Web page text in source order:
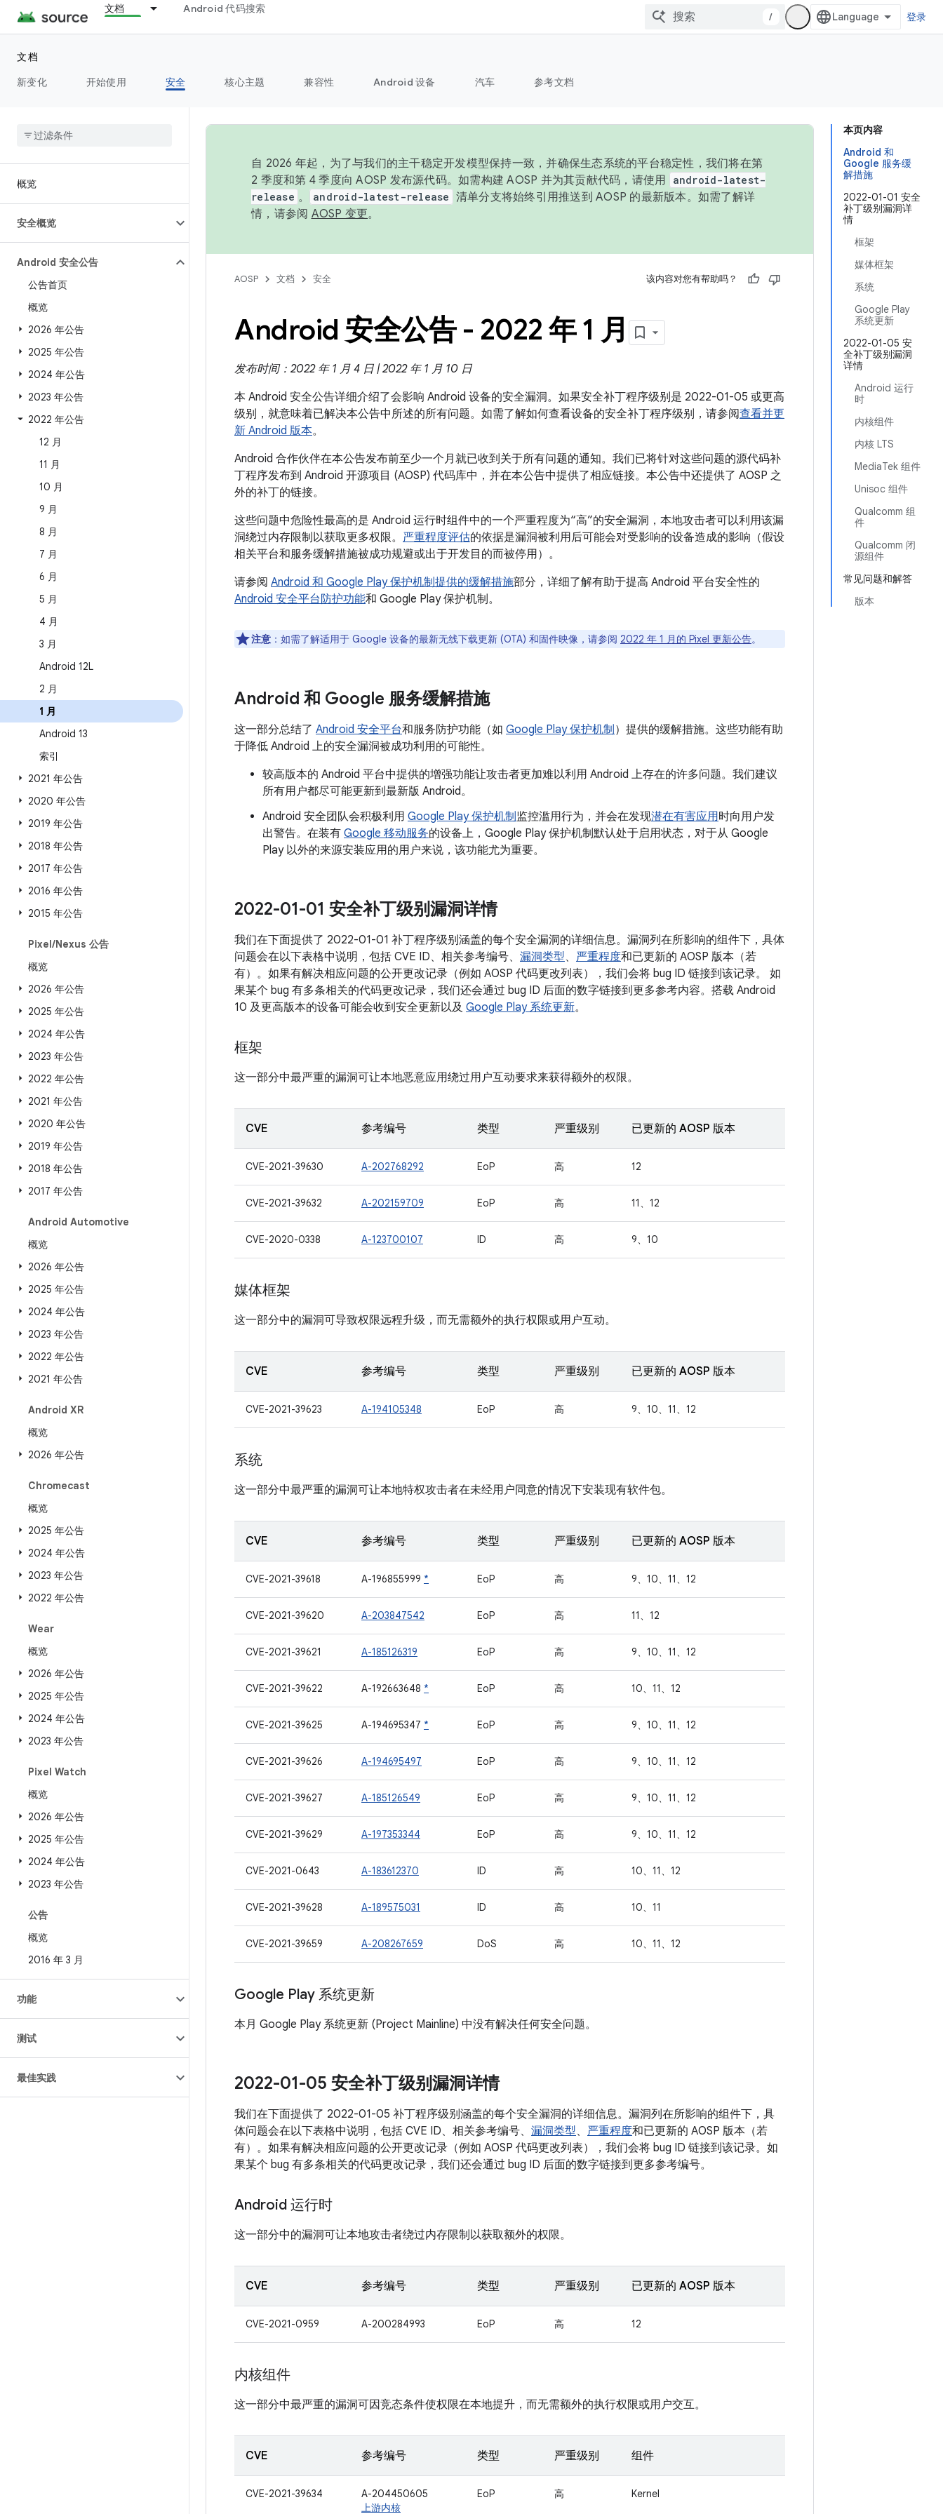
文档 Android 代码搜索
/ 登录
文档
新变化
开始使用 安全 核心主题 兼容性 Android 设备 汽车 参考文档
概览
安全概览
Android 安全公告
公告首页
概览
2026 年公告
2025 年公告
2024 年公告
2023 年公告
2022 年公告
12 月
11 月
10 月
9 月
8 月
7 月
6 月
5 月
4 月
3 月
Android 12L
2 月
1 月
Android 13
索引
2021 年公告
2020 年公告
2019 年公告
2018 年公告
2017 年公告
2016 年公告
2015 年公告
Pixel/Nexus 公告
概览
2026 年公告
2025 年公告
2024 年公告
2023 年公告
2022 年公告
2021 年公告
2020 年公告
2019 年公告
2018 年公告
2017 年公告
Android Automotive
概览
2026 年公告
2025 年公告
2024 年公告
2023 年公告
2022 年公告
2021 年公告
Android XR
概览
2026 年公告
Chromecast
概览
2025 年公告
2024 年公告
2023 年公告
2022 年公告
Wear
概览
2026 年公告
2025 年公告
2024 年公告
2023 年公告
Pixel Watch
概览
2026 年公告
2025 年公告
2024 年公告
2023 年公告
公告
概览
2016 年 3 月
功能
测试
最佳实践
本页内容
Android 和
Google 服务缓
解措施
2022-01-01 安全
补丁级别漏洞详
情
框架
媒体框架
系统
Google Play
系统更新
2022-01-05 安
全补丁级别漏洞
详情
Android 运行
时
内核组件
内核 LTS
MediaTek 组件
Unisoc 组件
Qualcomm 组
件
Qualcomm 闭
源组件
常见问题和解答
版本
自 2026 年起，为了与我们的主干稳定开发模型保持一致，并确保生态系统的平台稳定性，我们将在第
2 季度和第 4 季度向 AOSP 发布源代码。如需构建 AOSP 并为其贡献代码，请使用
android-latest-
release 。 android-latest-release 清单分支将始终引用推送到 AOSP 的最新版本。如需了解详
情，请参阅 AOSP 变更。
AOSP 文档 安全 该内容对您有帮助吗？
Android 安全公告 - 2022 年 1 月
发布时间：2022 年 1 月 4 日 | 2022 年 1 月 10 日
本 Android 安全公告详细介绍了会影响 Android 设备的安全漏洞。如果安全补丁程序级别是 2022-01-05 或更高
级别，就意味着已解决本公告中所述的所有问题。如需了解如何查看设备的安全补丁程序级别，请参阅查看并更
新 Android 版本。
Android 合作伙伴在本公告发布前至少一个月就已收到关于所有问题的通知。我们已将针对这些问题的源代码补
丁程序发布到 Android 开源项目 (AOSP) 代码库中，并在本公告中提供了相应链接。本公告中还提供了 AOSP 之
外的补丁的链接。
这些问题中危险性最高的是 Android 运行时组件中的一个严重程度为“高”的安全漏洞，本地攻击者可以利用该漏
洞绕过内存限制以获取更多权限。 严重程度评估的依据是漏洞被利用后可能会对受影响的设备造成的影响（假设
相关平台和服务缓解措施被成功规避或出于开发目的而被停用）。
请参阅 Android 和 Google Play 保护机制提供的缓解措施部分，详细了解有助于提高 Android 平台安全性的
Android 安全平台防护功能和 Google Play 保护机制。
注意 ：如需了解适用于 Google 设备的最新无线下载更新 (OTA) 和固件映像，请参阅 2022 年 1 月的 Pixel 更新公告。
Android 和 Google 服务缓解措施
这一部分总结了 Android 安全平台和服务防护功能（如 Google Play 保护机制 ）提供的缓解措施。这些功能有助
于降低 Android 上的安全漏洞被成功利用的可能性。
较高版本的 Android 平台中提供的增强功能让攻击者更加难以利用 Android 上存在的许多问题。我们建议
所有用户都尽可能更新到最新版 Android。
Android 安全团队会积极利用 Google Play 保护机制监控滥用行为，并会在发现潜在有害应用时向用户发
出警告。在装有 Google 移动服务的设备上，Google Play 保护机制默认处于启用状态，对于从 Google
Play 以外的来源安装应用的用户来说，该功能尤为重要。
2022-01-01 安全补丁级别漏洞详情
我们在下面提供了 2022-01-01 补丁程序级别涵盖的每个安全漏洞的详细信息。漏洞列在所影响的组件下，具体
问题会在以下表格中说明，包括 CVE ID、相关参考编号、 漏洞类型、 严重程度和已更新的 AOSP 版本（若
有）。如果有解决相应问题的公开更改记录（例如 AOSP 代码更改列表），我们会将 bug ID 链接到该记录。 如
果某个 bug 有多条相关的代码更改记录，我们还会通过 bug ID 后面的数字链接到更多参考内容。搭载 Android
10 及更高版本的设备可能会收到安全更新以及 Google Play 系统更新。
框架
这一部分中最严重的漏洞可让本地恶意应用绕过用户互动要求来获得额外的权限。
CVE 参考编号 类型 严重级别 已更新的 AOSP 版本
CVE-2021-39630 A-202768292 EoP 高 12
CVE-2021-39632 A-202159709 EoP 高 11、12
CVE-2020-0338 A-123700107 ID 高 9、10
媒体框架
这一部分中的漏洞可导致权限远程升级，而无需额外的执行权限或用户互动。
CVE 参考编号 类型 严重级别 已更新的 AOSP 版本
CVE-2021-39623 A-194105348 EoP 高 9、10、11、12
系统
这一部分中最严重的漏洞可让本地特权攻击者在未经用户同意的情况下安装现有软件包。
CVE 参考编号 类型 严重级别 已更新的 AOSP 版本
CVE-2021-39618 A-196855999 * EoP 高 9、10、11、12
CVE-2021-39620 A-203847542 EoP 高 11、12
CVE-2021-39621 A-185126319 EoP 高 9、10、11、12
CVE-2021-39622 A-192663648 * EoP 高 10、11、12
CVE-2021-39625 A-194695347 * EoP 高 9、10、11、12
CVE-2021-39626 A-194695497 EoP 高 9、10、11、12
CVE-2021-39627 A-185126549 EoP 高 9、10、11、12
CVE-2021-39629 A-197353344 EoP 高 9、10、11、12
CVE-2021-0643 A-183612370 ID 高 10、11、12
CVE-2021-39628 A-189575031 ID 高 10、11
CVE-2021-39659 A-208267659 DoS 高 10、11、12
Google Play 系统更新
本月 Google Play 系统更新 (Project Mainline) 中没有解决任何安全问题。
2022-01-05 安全补丁级别漏洞详情
我们在下面提供了 2022-01-05 补丁程序级别涵盖的每个安全漏洞的详细信息。漏洞列在所影响的组件下，具
体问题会在以下表格中说明，包括 CVE ID、相关参考编号、 漏洞类型、 严重程度和已更新的 AOSP 版本（若
有）。如果有解决相应问题的公开更改记录（例如 AOSP 代码更改列表），我们会将 bug ID 链接到该记录。如
果某个 bug 有多条相关的代码更改记录，我们还会通过 bug ID 后面的数字链接到更多参考编号。
Android 运行时
这一部分中的漏洞可让本地攻击者绕过内存限制以获取额外的权限。
CVE 参考编号 类型 严重级别 已更新的 AOSP 版本
CVE-2021-0959 A-200284993 EoP 高 12
内核组件
这一部分中最严重的漏洞可因竞态条件使权限在本地提升，而无需额外的执行权限或用户交互。
CVE 参考编号 类型 严重级别 组件
CVE-2021-39634
A-204450605
上游内核
EoP 高 Kernel